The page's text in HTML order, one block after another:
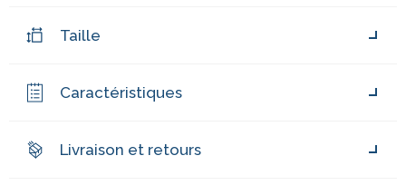
Taille
Caractéristiques
Livraison et retours